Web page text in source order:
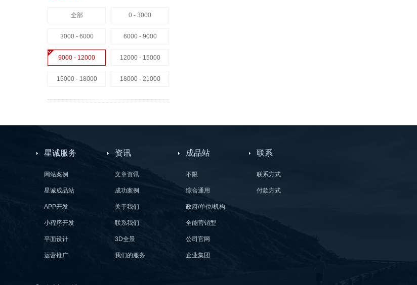
全部 0 - 3000
3000 - 6000 6000 - 9000
9000 - 12000 12000 - 15000
15000 - 18000 18000 - 21000
星诚服务
网站案例
星诚成品站
APP开发
小程序开发
平面设计
运营推广
资讯
文章资讯
成功案例
关于我们
联系我们
3D全景
我们的服务
成品站
不限
综合通用
政府/单位/机构
全能营销型
公司官网
企业集团
联系
联系方式
付款方式